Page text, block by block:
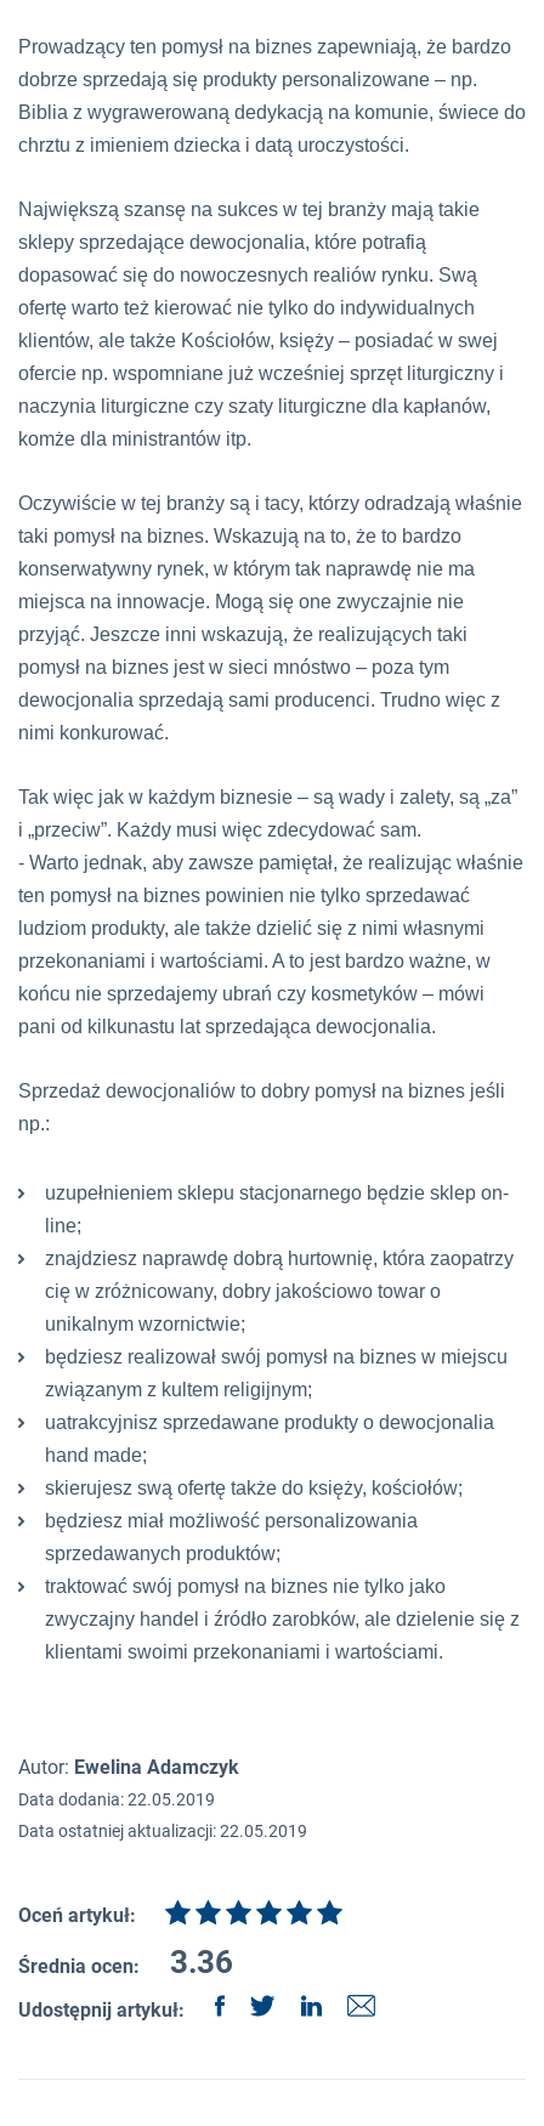
Prowadzący ten pomysł na biznes zapewniają, że bardzo
dobrze sprzedają się produkty personalizowane – np.
Biblia z wygrawerowaną dedykacją na komunie, świece do
chrztu z imieniem dziecka i datą uroczystości.
Największą szansę na sukces w tej branży mają takie
sklepy sprzedające dewocjonalia, które potrafią
dopasować się do nowoczesnych realiów rynku. Swą
ofertę warto też kierować nie tylko do indywidualnych
klientów, ale także Kościołów, księży – posiadać w swej
ofercie np. wspomniane już wcześniej sprzęt liturgiczny i
naczynia liturgiczne czy szaty liturgiczne dla kapłanów,
komże dla ministrantów itp.
Oczywiście w tej branży są i tacy, którzy odradzają właśnie
taki pomysł na biznes. Wskazują na to, że to bardzo
konserwatywny rynek, w którym tak naprawdę nie ma
miejsca na innowacje. Mogą się one zwyczajnie nie
przyjąć. Jeszcze inni wskazują, że realizujących taki
pomysł na biznes jest w sieci mnóstwo – poza tym
dewocjonalia sprzedają sami producenci. Trudno więc z
nimi konkurować.
Tak więc jak w każdym biznesie – są wady i zalety, są „za”
i „przeciw”. Każdy musi więc zdecydować sam.
- Warto jednak, aby zawsze pamiętał, że realizując właśnie
ten pomysł na biznes powinien nie tylko sprzedawać
ludziom produkty, ale także dzielić się z nimi własnymi
przekonaniami i wartościami. A to jest bardzo ważne, w
końcu nie sprzedajemy ubrań czy kosmetyków – mówi
pani od kilkunastu lat sprzedająca dewocjonalia.
Sprzedaż dewocjonaliów to dobry pomysł na biznes jeśli
np.:
uzupełnieniem sklepu stacjonarnego będzie sklep on-
line;
znajdziesz naprawdę dobrą hurtownię, która zaopatrzy
cię w zróżnicowany, dobry jakościowo towar o
unikalnym wzornictwie;
będziesz realizował swój pomysł na biznes w miejscu
związanym z kultem religijnym;
uatrakcyjnisz sprzedawane produkty o dewocjonalia
hand made;
skierujesz swą ofertę także do księży, kościołów;
będziesz miał możliwość personalizowania
sprzedawanych produktów;
traktować swój pomysł na biznes nie tylko jako
zwyczajny handel i źródło zarobków, ale dzielenie się z
klientami swoimi przekonaniami i wartościami.
Autor: Ewelina Adamczyk
Data dodania: 22.05.2019
Data ostatniej aktualizacji: 22.05.2019
Oceń artykuł:
Średnia ocen: 3.36
Udostępnij artykuł: